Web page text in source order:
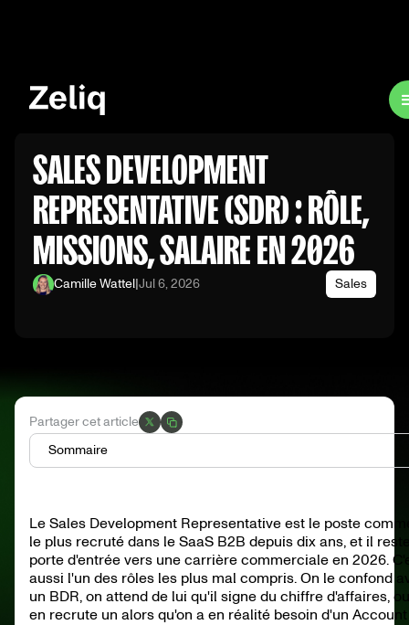
SALES DEVELOPMENT
REPRESENTATIVE (SDR) : RÔLE,
MISSIONS, SALAIRE EN 2026
Camille Wattel|Jul 6, 2026 Sales
Le Sales Development Representative est le poste
le plus recruté dans le SaaS B2B depuis dix ans, et il
porte d'entrée vers une carrière commerciale en 2026.
aussi l'un des rôles les plus mal compris. On le confond
un BDR, on attend de lui qu'il signe du chiffre d'affaires,
en recrute un alors qu'on a en réalité besoin d'un Account
Partager cet article
Sommaire
SDR vs BDR vs AE vs ISR : comparaison des rôles
Ce que fait vraiment un SDR au quotidien
Compétences requises : ce qui fait un excellent SDR
KPIs du SDR : comment la performance est mesurée
Rémunération moyenne aux États-Unis en 2026
Évolution de carrière : SDR, et après ?
Stack technique du SDR en 2026
SDR inbound vs outbound